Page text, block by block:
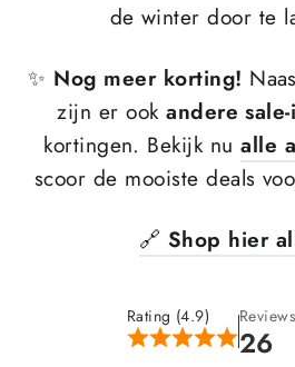
de winter door te
✨ Nog meer korting!
zijn er ookandere
kortingen. Bekijk nualle
scoor de mooiste deals
🔗 Shop hier
Rating (4.9) Reviews
26